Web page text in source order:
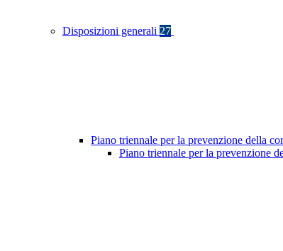
Disposizioni generali 27
Piano triennale per la prevenzione della
Piano triennale per la prevenzione